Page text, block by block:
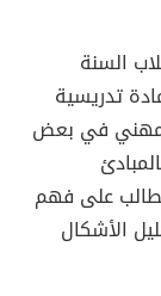
السنة
تدريسية
المهني في بعض
على فهم
الأشكال